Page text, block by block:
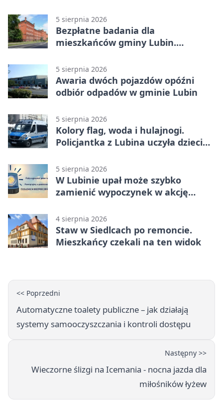
5 sierpnia 2026
Bezpłatne badania dla
mieszkańców gminy Lubin.
5 sierpnia 2026
Awaria dwóch pojazdów opóźni
odbiór odpadów w gminie Lubin
5 sierpnia 2026
Kolory flag, woda i hulajnogi.
Policjantka z Lubina uczyła dzieci
5 sierpnia 2026
W Lubinie upał może szybko
zamienić wypoczynek w akcję
4 sierpnia 2026
Staw w Siedlcach po remoncie.
Mieszkańcy czekali na ten widok
<< Poprzedni
Automatyczne toalety publiczne – jak działają
systemy samooczyszczania i kontroli dostępu
Następny >>
Wieczorne ślizgi na Icemania - nocna jazda dla
miłośników łyżew